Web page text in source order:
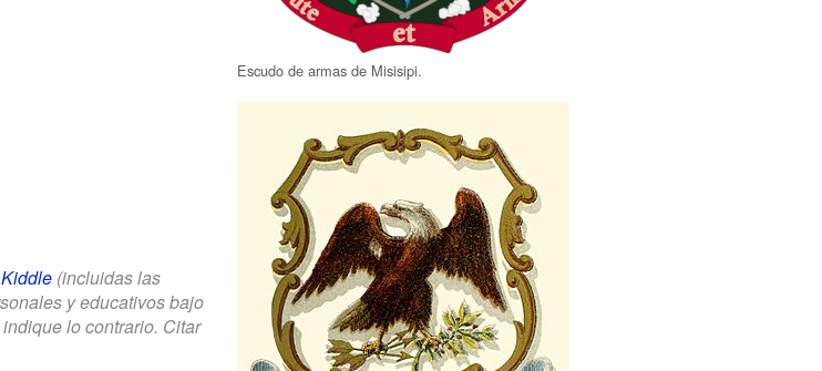
Escudo de armas de Misisipi.
(incluidas las
y educativos bajo
lo contrario. Citar